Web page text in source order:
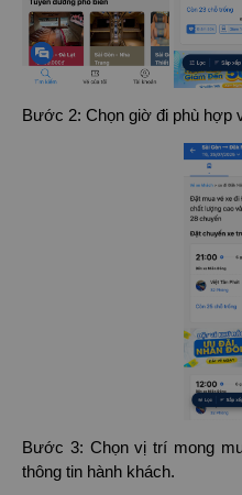
Bước 2: Chọn giờ đi phù hợp
Bước 3: Chọn vị trí mong
thông tin hành khách.